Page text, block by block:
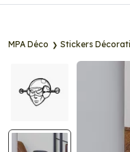
MPA Déco Stickers